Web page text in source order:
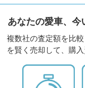
あなたの愛車、今
複数社の査定額を比
を賢く売却して、購